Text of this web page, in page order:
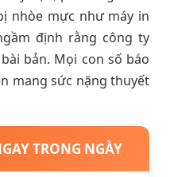
nhòe mực như máy in
định rằng công ty
bản. Mọi con số báo
mang sức nặng thuyết
TRONG NGÀY